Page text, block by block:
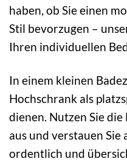
haben, ob Sie einen
Stil bevorzugen –
Ihren individuellen
In einem kleinen
Hochschrank als
dienen. Nutzen Sie die
aus und verstauen
ordentlich und